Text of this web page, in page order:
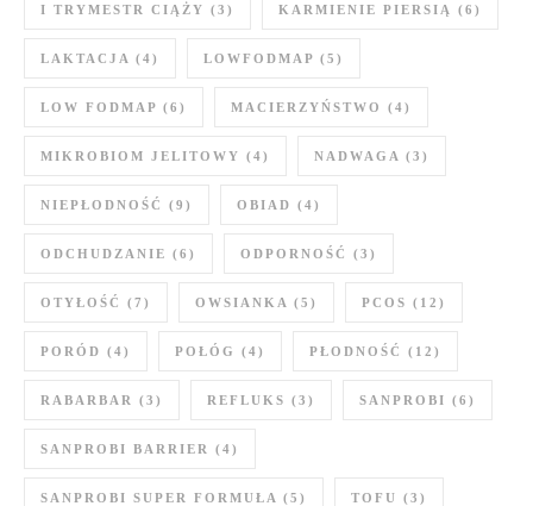
I TRYMESTR CIĄŻY (3) KARMIENIE PIERSIĄ (6)
LAKTACJA (4) LOWFODMAP (5)
LOW FODMAP (6) MACIERZYŃSTWO (4)
MIKROBIOM JELITOWY (4) NADWAGA (3)
NIEPŁODNOŚĆ (9) OBIAD (4)
ODCHUDZANIE (6) ODPORNOŚĆ (3)
OTYŁOŚĆ (7) OWSIANKA (5) PCOS (12)
PORÓD (4) POŁÓG (4) PŁODNOŚĆ (12)
RABARBAR (3) REFLUKS (3) SANPROBI (6)
SANPROBI BARRIER (4)
SANPROBI SUPER FORMUŁA (5) TOFU (3)